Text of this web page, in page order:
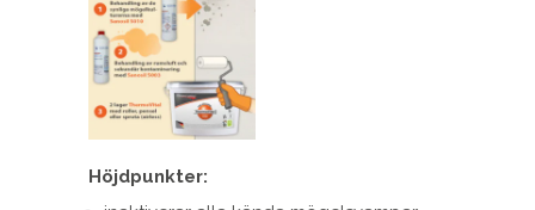
Höjdpunkter: